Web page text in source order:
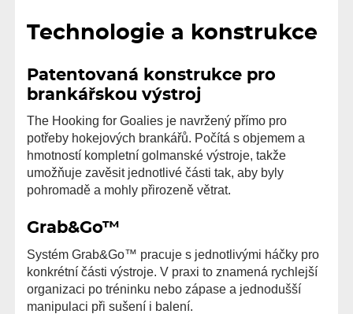
Technologie a konstrukce
Patentovaná konstrukce pro
brankářskou výstroj
The Hooking for Goalies je navržený přímo pro
potřeby hokejových brankářů. Počítá s objemem a
hmotností kompletní golmanské výstroje, takže
umožňuje zavěsit jednotlivé části tak, aby byly
pohromadě a mohly přirozeně větrat.
Grab&Go™
Systém Grab&Go™ pracuje s jednotlivými háčky pro
konkrétní části výstroje. V praxi to znamená rychlejší
organizaci po tréninku nebo zápase a jednodušší
manipulaci při sušení i balení.